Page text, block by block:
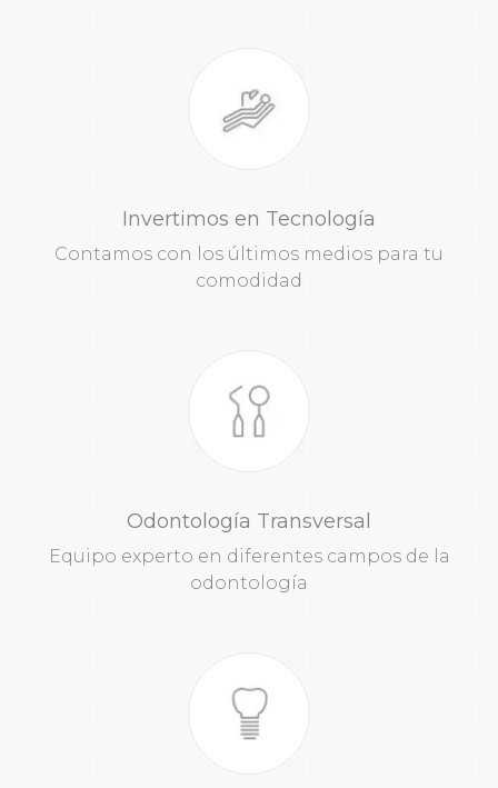
Invertimos en Tecnología
Contamos con los últimos medios para tu
comodidad
Odontología Transversal
Equipo experto en diferentes campos de la
odontología